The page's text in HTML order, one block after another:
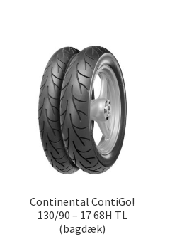
Continental ContiGo!
130/90 – 17 68H TL
(bagdæk)